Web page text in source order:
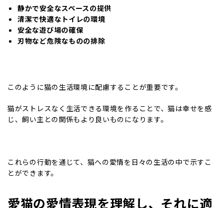
静かで安全なスペースの提供
清潔で快適なトイレの環境
安全な遊び場の確保
刃物など危険なものの排除
このように猫の生活環境に配慮することが重要です。
猫がストレスなく生活できる環境を作ることで、猫は幸せを感
じ、飼い主との関係もより良いものになります。
これらの行動を通じて、猫への愛情を日々の生活の中で示すこ
とができます。
愛猫の愛情表現を理解し、それに適